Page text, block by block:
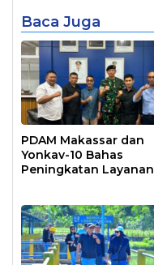
Baca Juga
PDAM Makassar dan
Yonkav-10 Bahas
Peningkatan Layanan